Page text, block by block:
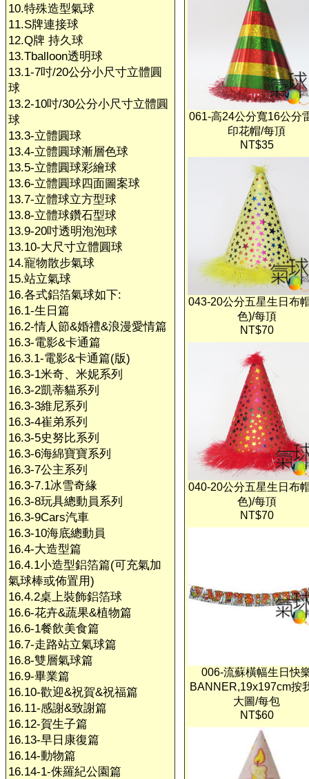
10.特殊造型氣球
11.S牌連接球
12.Q牌 持久球
13.Tballoon透明球
13.1-7吋/20公分小尺寸立體圓
球
13.2-10吋/30公分小尺寸立體圓
球
13.3-立體圓球
13.4-立體圓球漸層色球
13.5-立體圓球彩繪球
13.6-立體圓球四面圖案球
13.7-立體球立方型球
13.8-立體球鑽石型球
13.9-20吋透明泡泡球
13.10-大尺寸立體圓球
14.寵物散步氣球
15.站立氣球
16.各式鋁箔氣球如下:
16.1-生日篇
16.2-情人節&婚禮&浪漫愛情篇
16.3-電影&卡通篇
16.3.1-電影&卡通篇(版)
16.3-1米奇、米妮系列
16.3-2凱蒂貓系列
16.3-3維尼系列
16.3-4崔弟系列
16.3-5史努比系列
16.3-6海綿寶寶系列
16.3-7公主系列
16.3-7.1冰雪奇緣
16.3-8玩具總動員系列
16.3-9Cars汽車
16.3-10海底總動員
16.4-大造型篇
16.4.1小造型鋁箔篇(可充氣加
氣球棒或佈置用)
16.4.2桌上裝飾鋁箔球
16.6-花卉&蔬果&植物篇
16.6-1餐飲美食篇
16.7-走路站立氣球篇
16.8-雙層氣球篇
16.9-畢業篇
16.10-歡迎&祝賀&祝福篇
16.11-感謝&致謝篇
16.12-賀生子篇
16.13-早日康復篇
16.14-動物篇
16.14-1-侏羅紀公園篇
061-高24公分寬16公分
印花帽/每頂
NT$35
043-20公分五星生日布
色)/每頂
NT$70
040-20公分五星生日布
色)/每頂
NT$70
006-流蘇橫幅生日快
BANNER,19x197cm按
大圖/每包
NT$60